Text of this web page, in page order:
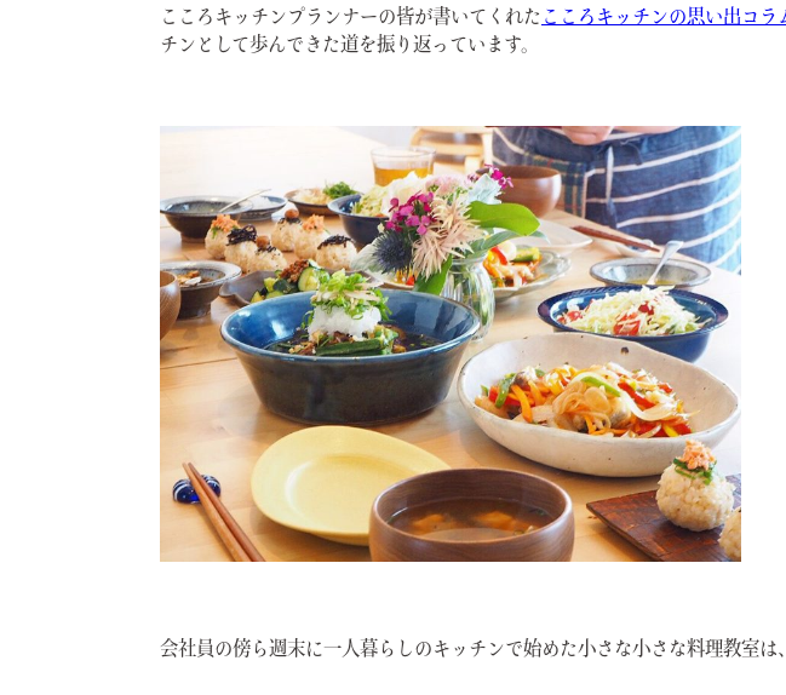
こころキッチンプランナーの皆が書いてくれた こころキッチンの思い出コラ
チンとして歩んできた道を振り返っています。
会社員の傍ら週末に一人暮らしのキッチンで始めた小さな小さな料理教室は